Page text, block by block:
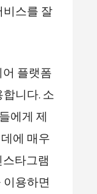
스를 잘
플랫폼
니다. 소
에게 제
에 매우
타그램
용하면